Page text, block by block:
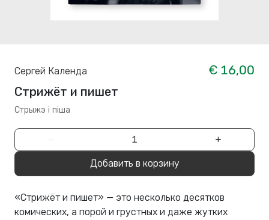
Сергей Календа
€ 16,00
Стрижёт и пишет
Стрыжэ і піша
− +
Добавить в корзину
«Стрижёт и пишет» — это несколько десятков
комических, а порой и грустных и даже жутких